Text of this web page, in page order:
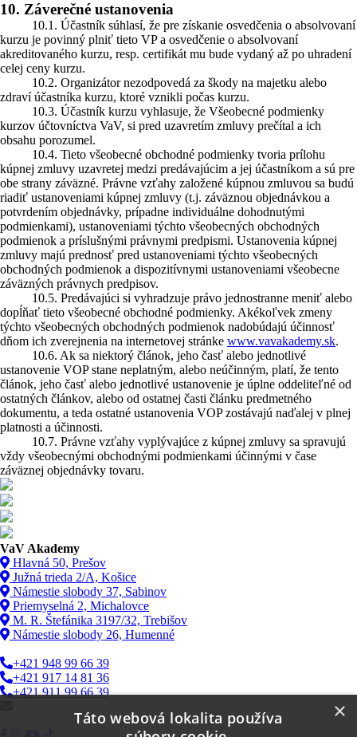
10. Záverečné ustanovenia
10.1. Účastník súhlasí, že pre získanie osvedčenia o absolvovaní
kurzu je povinný plniť tieto VP a osvedčenie o absolvovaní
akreditovaného kurzu, resp. certifikát mu bude vydaný až po uhradení
celej ceny kurzu.
10.2. Organizátor nezodpovedá za škody na majetku alebo
zdraví účastníka kurzu, ktoré vznikli počas kurzu.
10.3. Účastník kurzu vyhlasuje, že Všeobecné podmienky
kurzov účtovníctva VaV, si pred uzavretím zmluvy prečítal a ich
obsahu porozumel.
10.4. Tieto všeobecné obchodné podmienky tvoria prílohu
kúpnej zmluvy uzavretej medzi predávajúcim a jej účastníkom a sú pre
obe strany záväzné. Právne vzťahy založené kúpnou zmluvou sa budú
riadiť ustanoveniami kúpnej zmluvy (t.j. záväznou objednávkou a
potvrdením objednávky, prípadne individuálne dohodnutými
podmienkami), ustanoveniami týchto všeobecných obchodných
podmienok a príslušnými právnymi predpismi. Ustanovenia kúpnej
zmluvy majú prednosť pred ustanoveniami týchto všeobecných
obchodných podmienok a dispozitívnymi ustanoveniami všeobecne
záväzných právnych predpisov.
10.5. Predávajúci si vyhradzuje právo jednostranne meniť alebo
dopĺňať tieto všeobecné obchodné podmienky. Akékoľvek zmeny
týchto všeobecných obchodných podmienok nadobúdajú účinnosť
dňom ich zverejnenia na internetovej stránke www.vavakademy.sk.
10.6. Ak sa niektorý článok, jeho časť alebo jednotlivé
ustanovenie VOP stane neplatným, alebo neúčinným, platí, že tento
článok, jeho časť alebo jednotlivé ustanovenie je úplne oddeliteľné od
ostatných článkov, alebo od ostatnej časti článku predmetného
dokumentu, a teda ostatné ustanovenia VOP zostávajú naďalej v plnej
platnosti a účinnosti.
10.7. Právne vzťahy vyplývajúce z kúpnej zmluvy sa spravujú
vždy všeobecnými obchodnými podmienkami účinnými v čase
záväznej objednávky tovaru.
VaV Akademy
Hlavná 50, Prešov
Južná trieda 2/A, Košice
Námestie slobody 37, Sabinov
Priemyselná 2, Michalovce
M. R. Štefánika 3197/32, Trebišov
Námestie slobody 26, Humenné
+421 948 99 66 39
+421 917 14 81 36
+421 911 99 66 39
×
Táto webová lokalita používa